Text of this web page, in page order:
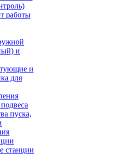
работы
и
и
для
пуска,
станции